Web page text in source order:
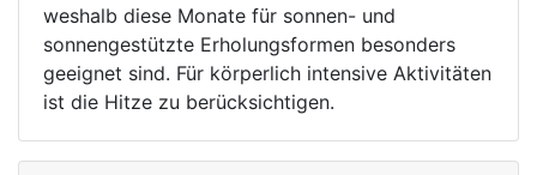
weshalb diese Monate für sonnen- und
sonnengestützte Erholungsformen besonders
geeignet sind. Für körperlich intensive Aktivitäten
ist die Hitze zu berücksichtigen.